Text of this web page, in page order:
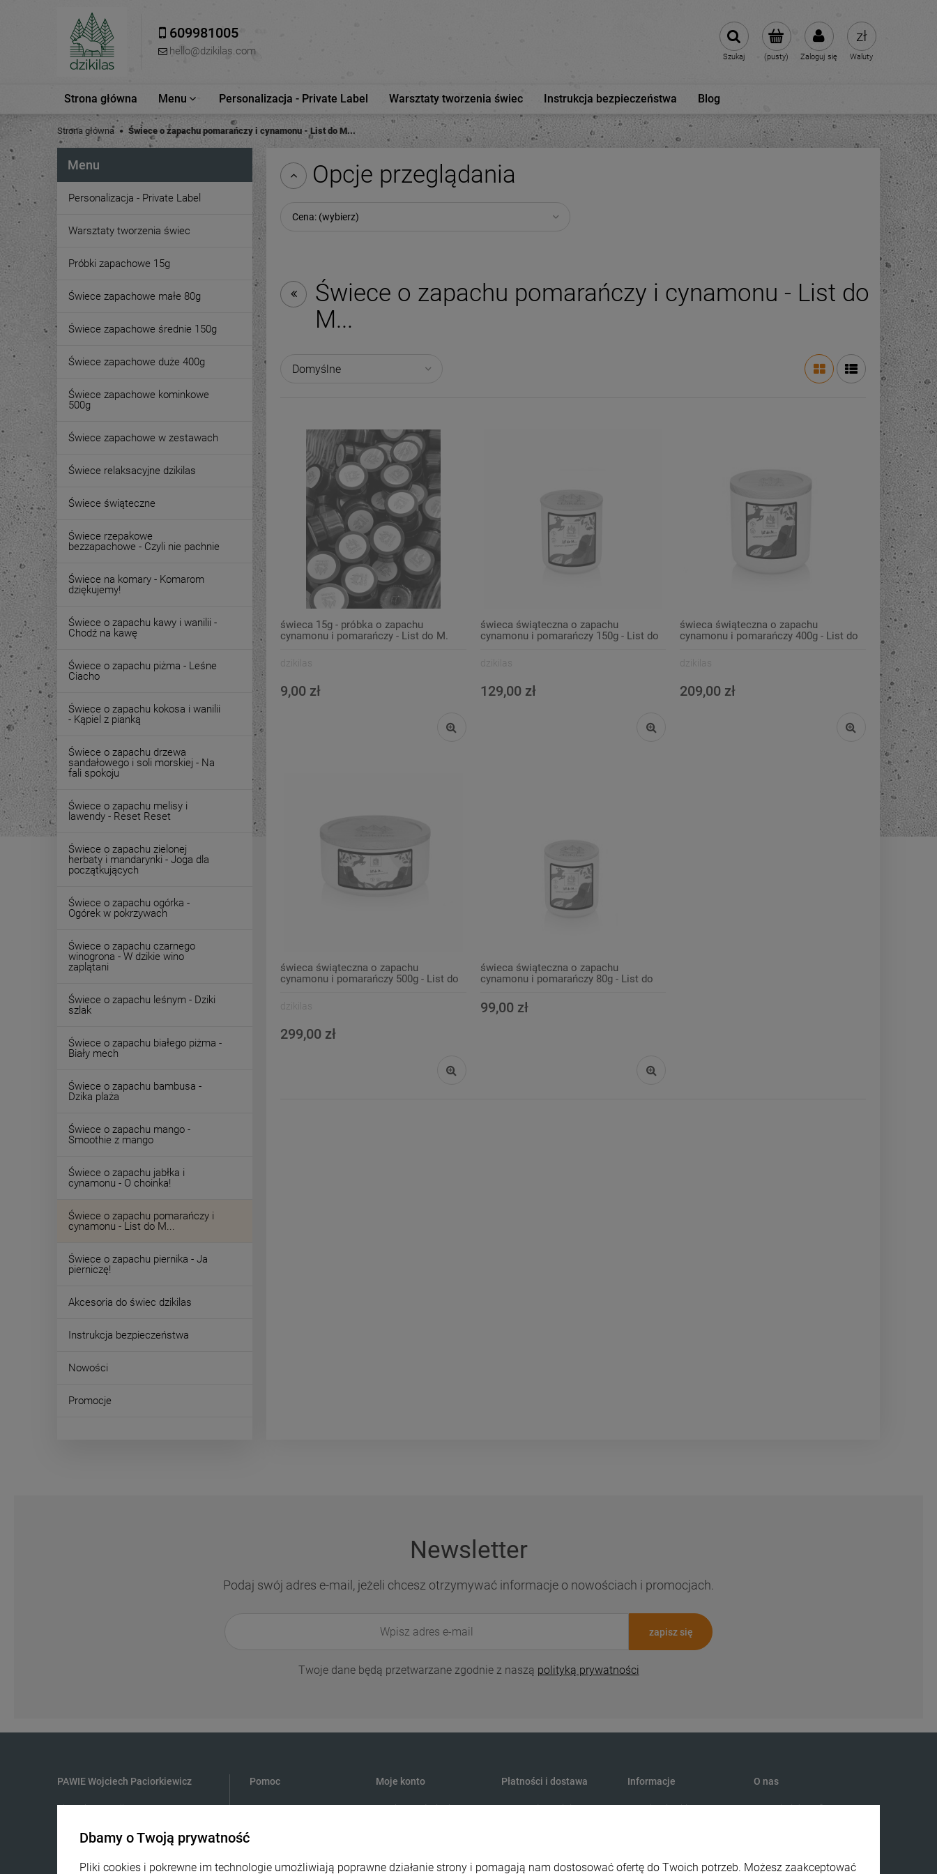
609981005
hello@dzikilas.com (pusty) Zaloguj się
Szukaj Waluty
Strona główna Menu Personalizacja - Private Label Warsztaty tworzenia świec Instrukcja bezpieczeństwa Blog
Strona główna Świece o zapachu pomarańczy i cynamonu - List do M...
Menu
Personalizacja - Private Label
Warsztaty tworzenia świec
Próbki zapachowe 15g
Świece zapachowe małe 80g
Świece zapachowe średnie 150g
Świece zapachowe duże 400g
Świece zapachowe kominkowe
500g
Świece zapachowe w zestawach
Świece relaksacyjne dzikilas
Świece świąteczne
Świece rzepakowe
bezzapachowe - Czyli nie pachnie
Świece na komary - Komarom
dziękujemy!
Świece o zapachu kawy i wanilii -
Chodź na kawę
Świece o zapachu piżma - Leśne
Ciacho
Świece o zapachu kokosa i wanilii
- Kąpiel z pianką
Świece o zapachu drzewa
sandałowego i soli morskiej - Na
fali spokoju
Świece o zapachu melisy i
lawendy - Reset Reset
Świece o zapachu zielonej
herbaty i mandarynki - Joga dla
początkujących
Świece o zapachu ogórka -
Ogórek w pokrzywach
Świece o zapachu czarnego
winogrona - W dzikie wino
zaplątani
Świece o zapachu leśnym - Dziki
szlak
Świece o zapachu białego piżma -
Biały mech
Świece o zapachu bambusa -
Dzika plaża
Świece o zapachu mango -
Smoothie z mango
Świece o zapachu jabłka i
cynamonu - O choinka!
Świece o zapachu pomarańczy i
cynamonu - List do M...
Świece o zapachu piernika - Ja
pierniczę!
Akcesoria do świec dzikilas
Instrukcja bezpieczeństwa
Nowości
Promocje
Opcje przeglądania
Cena: (wybierz)
Świece o zapachu pomarańczy i cynamonu - List do
M...
świeca 15g - próbka o zapachu
cynamonu i pomarańczy - List do M.
dzikilas
9,00 zł
świeca świąteczna o zapachu
cynamonu i pomarańczy 150g - List do
dzikilas
129,00 zł
świeca świąteczna o zapachu
cynamonu i pomarańczy 400g - List do
dzikilas
209,00 zł
świeca świąteczna o zapachu
cynamonu i pomarańczy 500g - List do
dzikilas
299,00 zł
świeca świąteczna o zapachu
cynamonu i pomarańczy 80g - List do
99,00 zł
Newsletter
Podaj swój adres e-mail, jeżeli chcesz otrzymywać informacje o nowościach i promocjach.
zapisz się
Twoje dane będą przetwarzane zgodnie z naszą polityką prywatności
PAWIE Wojciech Paciorkiewicz
ul. Lucjana Rydla 39
Pomoc Moje konto
Twoje zamówienia
Płatności i dostawa
Formy płatności
Informacje
Regulamin sklepu
O nas
Kontakt i dane firmy
Dbamy o Twoją prywatność
Pliki cookies i pokrewne im technologie umożliwiają poprawne działanie strony i pomagają nam dostosować ofertę do Twoich potrzeb. Możesz zaakceptować